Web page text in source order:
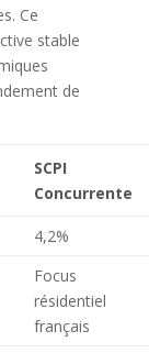
Ce
stable
de
SCPI
Concurrente
4,2%
Focus
résidentiel
français